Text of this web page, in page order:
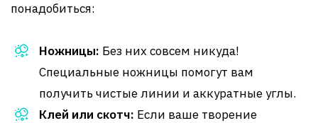
понадобиться:
Ножницы: Без них совсем никуда!
Специальные ножницы помогут вам
получить чистые линии и аккуратные углы.
Клей или скотч: Если ваше творение